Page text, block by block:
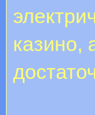
казино,